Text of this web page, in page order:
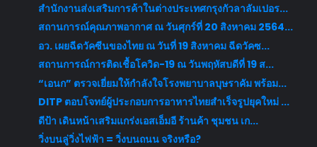
สำนักงานส่งเสริมการค้าในต่างประเทศกรุงกัวลาลัมเปอร...
สถานการณ์คุณภาพอากาศ ณ วันศุกร์ที่ 20 สิงหาคม 2564...
อว. เผยฉีดวัคซีนของไทย ณ วันที่ 19 สิงหาคม ฉีดวัคซ...
สถานการณ์การติดเชื้อโควิด-19 ณ วันพฤหัสบดีที่ 19 ส...
“เอนก” ตรวจเยี่ยมให้กำลังใจโรงพยาบาลบุษราคัม พร้อม...
DITP ตอบโจทย์ผู้ประกอบการอาหารไทยสำเร็จรูปยุคใหม่ ...
ดีป้า เดินหน้าเสริมแกร่งเอสเอ็มอี ร้านค้า ชุมชน เก...
วิ่งบนลู่วิ่งไฟฟ้า = วิ่งบนถนน จริงหรือ?